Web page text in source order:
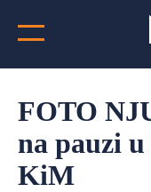
FOTO
na pauzi
KiM